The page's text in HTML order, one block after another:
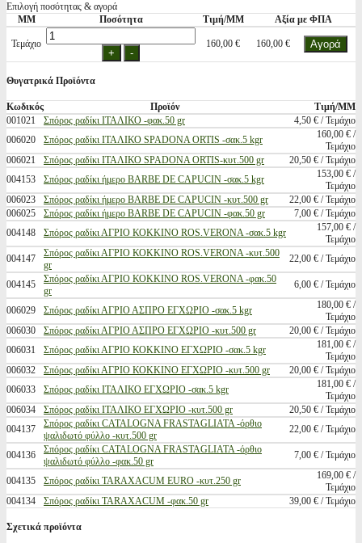
Επιλογή ποσότητας & αγορά
ΜΜ
Ποσότητα Τιμή/ΜΜ Αξία με ΦΠΑ
Τεμάχιο 160,00 € 160,00 €
Θυγατρικά Προϊόντα
Κωδικός Προϊόν
Τιμή/ΜΜ
001021
Σπόρος ραδίκι ΙΤΑΛΙΚΟ -φακ.50 gr
4,50 € / Τεμάχιο
006020
Σπόρος ραδίκι ΙΤΑΛΙΚΟ SPADONA ORTIS -σακ.5 kgr
160,00 € /
Τεμάχιο
006021
Σπόρος ραδίκι ΙΤΑΛΙΚΟ SPADONA ORTIS-κυτ.500 gr
20,50 € / Τεμάχιο
004153
Σπόρος ραδίκι ήμερο BARBE DE CAPUCIN -σακ.5 kgr
153,00 € /
Τεμάχιο
006023
Σπόρος ραδίκι ήμερο BARBE DE CAPUCIN -κυτ.500 gr
22,00 € / Τεμάχιο
006025
Σπόρος ραδίκι ήμερο BARBE DE CAPUCIN -φακ.50 gr
7,00 € / Τεμάχιο
004148
Σπόρος ραδίκι ΑΓΡΙΟ ΚΟΚΚΙΝΟ ROS.VERONA -σακ.5 kgr
157,00 € /
Τεμάχιο
004147
Σπόρος ραδίκι ΑΓΡΙΟ ΚΟΚΚΙΝΟ ROS.VERONA -κυτ.500
gr
22,00 € / Τεμάχιο
004145
Σπόρος ραδίκι ΑΓΡΙΟ ΚΟΚΚΙΝΟ ROS.VERONA -φακ.50
gr
6,00 € / Τεμάχιο
006029 Σπόρος ραδίκι ΑΓΡΙΟ ΑΣΠΡΟ ΕΓΧΩΡΙΟ -σακ.5 kgr
180,00 € /
Τεμάχιο
006030
Σπόρος ραδίκι ΑΓΡΙΟ ΑΣΠΡΟ ΕΓΧΩΡΙΟ -κυτ.500 gr
20,00 € / Τεμάχιο
006031
Σπόρος ραδίκι ΑΓΡΙΟ ΚΟΚΚΙΝΟ ΕΓΧΩΡΙΟ -σακ.5 kgr
181,00 € /
Τεμάχιο
006032
Σπόρος ραδίκι ΑΓΡΙΟ ΚΟΚΚΙΝΟ ΕΓΧΩΡΙΟ -κυτ.500 gr
20,00 € / Τεμάχιο
006033
Σπόρος ραδίκι ΙΤΑΛΙΚΟ ΕΓΧΩΡΙΟ -σακ.5 kgr
181,00 € /
Τεμάχιο
006034
Σπόρος ραδίκι ΙΤΑΛΙΚΟ ΕΓΧΩΡΙΟ -κυτ.500 gr
20,50 € / Τεμάχιο
004137
Σπόρος ραδίκι CATALOGNA FRASTAGLIATA -όρθιο
ψαλιδωτό φύλλο -κυτ.500 gr
22,00 € / Τεμάχιο
004136
Σπόρος ραδίκι CATALOGNA FRASTAGLIATA -όρθιο
ψαλιδωτό φύλλο -φακ.50 gr
7,00 € / Τεμάχιο
004135 Σπόρος ραδίκι TARAXACUM EURO -κυτ.250 gr
169,00 € /
Τεμάχιο
004134
Σπόρος ραδίκι TARAXACUM -φακ.50 gr 39,00 € / Τεμάχιο
Σχετικά προϊόντα